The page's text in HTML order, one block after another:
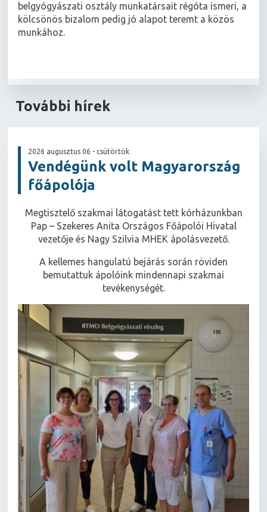
belgyógyászati osztály munkatársait régóta ismeri, a
kölcsönös bizalom pedig jó alapot teremt a közös
munkához.
További hírek
2026 augusztus 06 - csütörtök
Vendégünk volt Magyarország
főápolója
Megtisztelő szakmai látogatást tett kórházunkban
Pap – Szekeres Anita Országos Főápolói Hivatal
vezetője és Nagy Szilvia MHEK ápolásvezető.
A kellemes hangulatú bejárás során röviden
bemutattuk ápolóink mindennapi szakmai
tevékenységét.